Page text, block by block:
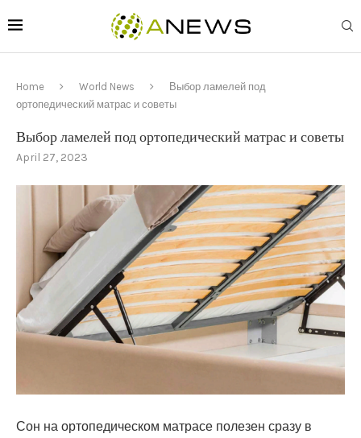
Home World News
Выбор ламелей под
ортопедический матрас и советы
Выбор ламелей под ортопедический матрас и советы
April 27, 2023
Сон на ортопедическом матрасе полезен сразу в